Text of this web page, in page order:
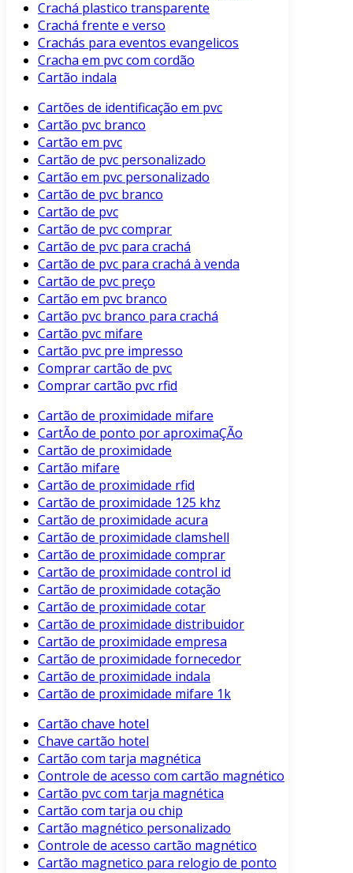
Crachá plastico transparente
Crachá frente e verso
Crachás para eventos evangelicos
Cracha em pvc com cordão
Cartão indala
Cartões de identificação em pvc
Cartão pvc branco
Cartão em pvc
Cartão de pvc personalizado
Cartão em pvc personalizado
Cartão de pvc branco
Cartão de pvc
Cartão de pvc comprar
Cartão de pvc para crachá
Cartão de pvc para crachá à venda
Cartão de pvc preço
Cartão em pvc branco
Cartão pvc branco para crachá
Cartão pvc mifare
Cartão pvc pre impresso
Comprar cartão de pvc
Comprar cartão pvc rfid
Cartão de proximidade mifare
CartÃo de ponto por aproximaÇÃo
Cartão de proximidade
Cartão mifare
Cartão de proximidade rfid
Cartão de proximidade 125 khz
Cartão de proximidade acura
Cartão de proximidade clamshell
Cartão de proximidade comprar
Cartão de proximidade control id
Cartão de proximidade cotação
Cartão de proximidade cotar
Cartão de proximidade distribuidor
Cartão de proximidade empresa
Cartão de proximidade fornecedor
Cartão de proximidade indala
Cartão de proximidade mifare 1k
Cartão chave hotel
Chave cartão hotel
Cartão com tarja magnética
Controle de acesso com cartão magnético
Cartão pvc com tarja magnética
Cartão com tarja ou chip
Cartão magnético personalizado
Controle de acesso cartão magnético
Cartão magnetico para relogio de ponto